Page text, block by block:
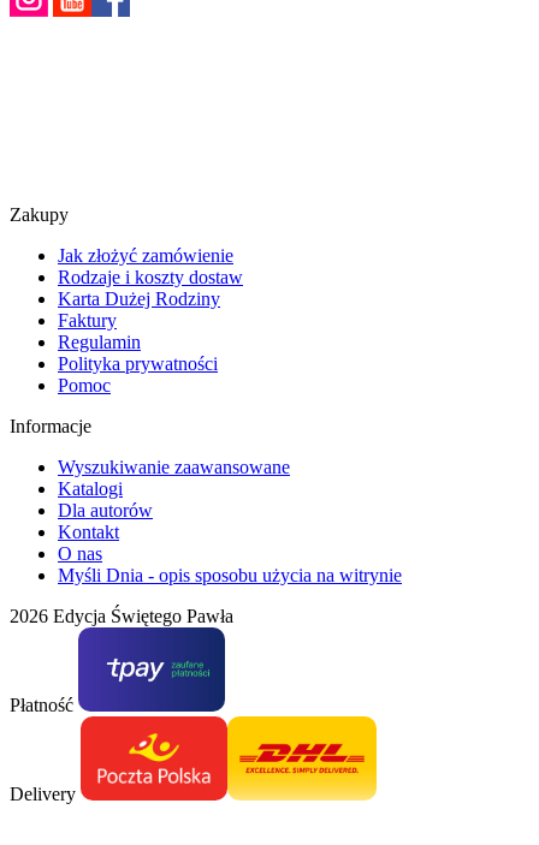
Zakupy
Jak złożyć zamówienie
Rodzaje i koszty dostaw
Karta Dużej Rodziny
Faktury
Regulamin
Polityka prywatności
Pomoc
Informacje
Wyszukiwanie zaawansowane
Katalogi
Dla autorów
Kontakt
O nas
Myśli Dnia - opis sposobu użycia na witrynie
2026 Edycja Świętego Pawła
Płatność
Delivery